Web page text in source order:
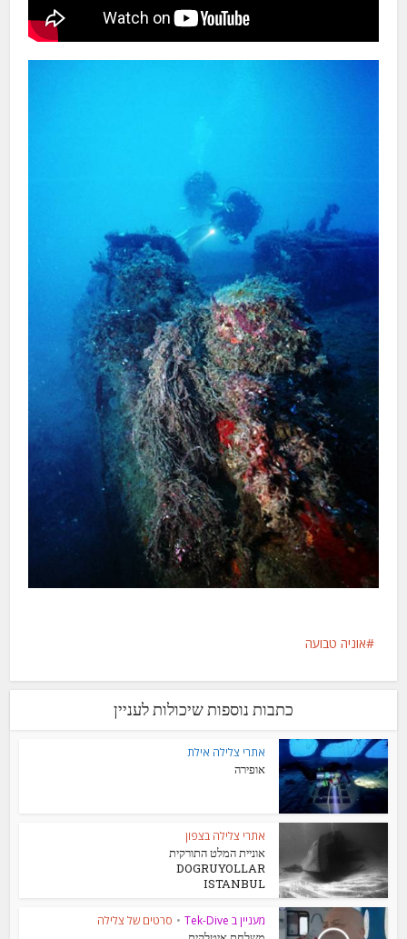
אוניה טבועה
כתבות נוספות שיכולות לעניין
אתרי צלילה אילת
אופירה
אתרי צלילה בצפון
אוניית המלט התורקית
DOGRUYOLLAR
ISTANBUL
מעניין ב Tek-Dive • סרטים של צלילה